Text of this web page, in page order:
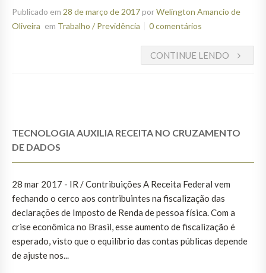
Publicado em 28 de março de 2017porWelington Amancio de
Oliveira em Trabalho / Previdência 0 comentários
CONTINUE LENDO
TECNOLOGIA AUXILIA RECEITA NO CRUZAMENTO
DE DADOS
28 mar 2017 - IR / Contribuições A Receita Federal vem
fechando o cerco aos contribuintes na fiscalização das
declarações de Imposto de Renda de pessoa física. Com a
crise econômica no Brasil, esse aumento de fiscalização é
esperado, visto que o equilíbrio das contas públicas depende
de ajuste nos...